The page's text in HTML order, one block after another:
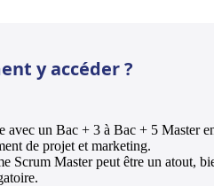
y accéder ?
avec un Bac + 3 à Bac + 5 Master
de projet et marketing.
Scrum Master peut être un atout,